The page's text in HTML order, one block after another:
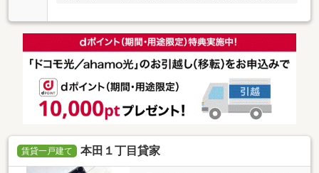
賃貸一戸建て 本田１丁目貸家